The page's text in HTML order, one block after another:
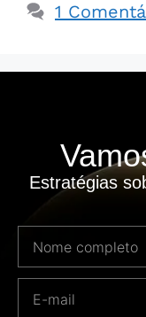
1
Estratégias